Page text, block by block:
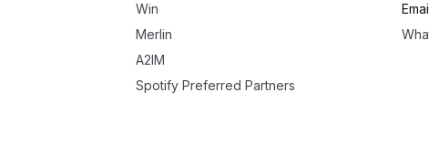
Win
Merlin
A2IM
Spotify Preferred Partners